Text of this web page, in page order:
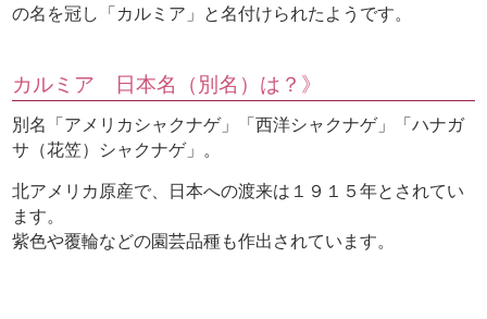
の名を冠し「カルミア」と名付けられたようです。
カルミア 日本名（別名）は？》
別名「アメリカシャクナゲ」「西洋シャクナゲ」「ハナガ
サ（花笠）シャクナゲ」。
北アメリカ原産で、日本への渡来は１９１５年とされてい
ます。
紫色や覆輪などの園芸品種も作出されています。